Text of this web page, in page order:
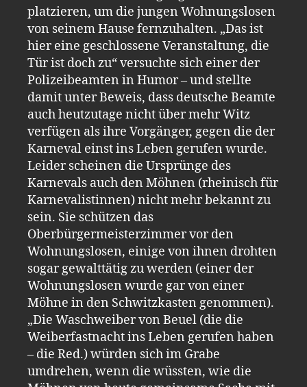
platzieren, um die jungen Wohnungslosen
von seinem Hause fernzuhalten. „Das ist
hier eine geschlossene Veranstaltung, die
Tür ist doch zu“ versuchte sich einer der
Polizeibeamten in Humor – und stellte
damit unter Beweis, dass deutsche Beamte
auch heutzutage nicht über mehr Witz
verfügen als ihre Vorgänger, gegen die der
Karneval einst ins Leben gerufen wurde.
Leider scheinen die Ursprünge des
Karnevals auch den Möhnen (rheinisch für
Karnevalistinnen) nicht mehr bekannt zu
sein. Sie schützen das
Oberbürgermeisterzimmer vor den
Wohnungslosen, einige von ihnen drohten
sogar gewalttätig zu werden (einer der
Wohnungslosen wurde gar von einer
Möhne in den Schwitzkasten genommen).
„Die Waschweiber von Beuel (die die
Weiberfastnacht ins Leben gerufen haben
– die Red.) würden sich im Grabe
umdrehen, wenn die wüssten, wie die